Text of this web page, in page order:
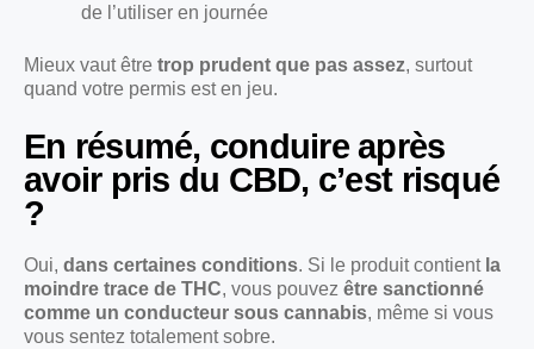
de l’utiliser en journée
Mieux vaut être trop prudent que pas assez, surtout
quand votre permis est en jeu.
En résumé, conduire après
avoir pris du CBD, c’est risqué
?
Oui, dans certaines conditions. Si le produit contient la
moindre trace de THC, vous pouvez être sanctionné
comme un conducteur sous cannabis, même si vous
vous sentez totalement sobre.